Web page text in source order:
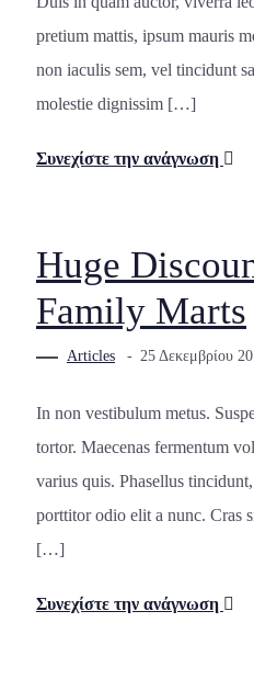
pretium mattis, ipsum mauris
non iaculis sem, vel tincidunt
molestie dignissim […]
Συνεχίστε την ανάγνωση
Huge
Family Marts
Articles 25 Δεκεμβρίου
In non vestibulum metus.
tortor. Maecenas fermentum
varius quis. Phasellus
porttitor odio elit a nunc. Cras
[…]
Συνεχίστε την ανάγνωση